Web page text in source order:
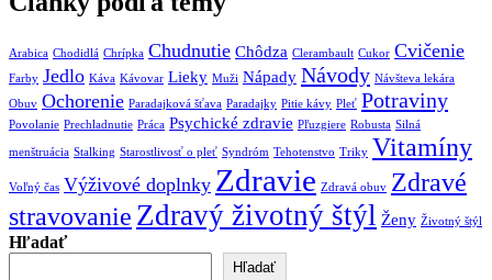
Arabica Chodidlá Chrípka Chudnutie Chôdza Clerambault Cukor Cvičenie
Farby Jedlo Káva Kávovar Lieky Muži Nápady Návody Návšteva lekára
Obuv Ochorenie Paradajková šťava Paradajky Pitie kávy Pleť Potraviny
Povolanie Prechladnutie Práca Psychické zdravie Pľuzgiere Robusta Silná
menštruácia Stalking Starostlivosť o pleť Syndróm Tehotenstvo Triky Vitamíny
Voľný čas Výživové doplnky Zdravie Zdravá obuv Zdravé
stravovanie Zdravý životný štýl Ženy Životný štýl
Hľadať
Hľadať